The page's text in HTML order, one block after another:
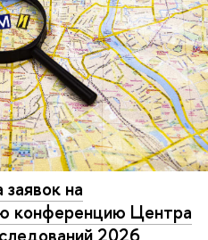
на
конференцию Центра